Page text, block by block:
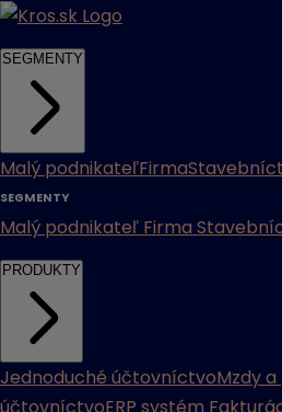
SEGMENTY
Malý podnikateľFirma
SEGMENTY
Malý podnikateľ Firma
PRODUKTY
Jednoduché účtovníctvoMzdy